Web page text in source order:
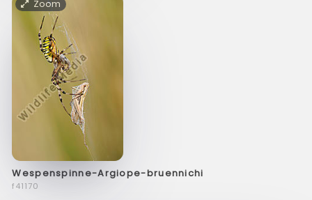
Zoom
Wespenspinne-Argiope-bruennichi
f41170